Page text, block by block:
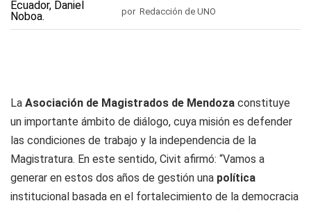
por Redacción de UNO
La Asociación de Magistrados de Mendoza constituye
un importante ámbito de diálogo, cuya misión es defender
las condiciones de trabajo y la independencia de la
Magistratura. En este sentido, Civit afirmó: “Vamos a
generar en estos dos años de gestión una política
institucional basada en el fortalecimiento de la democracia